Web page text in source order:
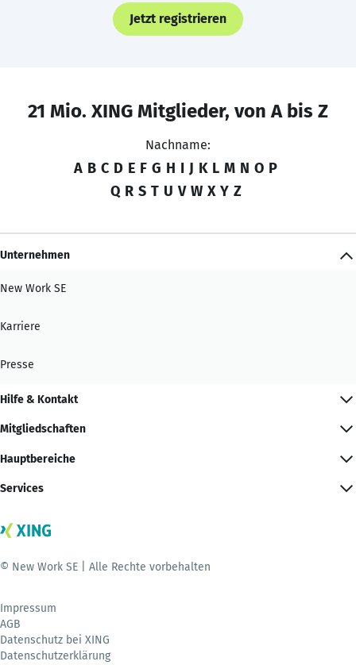
Jetzt registrieren
21 Mio. XING Mitglieder, von A bis Z
Nachname:
A B C D E F G H I J K L M N O P
Q R S T U V W X Y Z
Unternehmen
New Work SE
Karriere
Presse
Hilfe & Kontakt
Mitgliedschaften
Hauptbereiche
Services
© New Work SE | Alle Rechte vorbehalten
Impressum
AGB
Datenschutz bei XING
Datenschutzerklärung